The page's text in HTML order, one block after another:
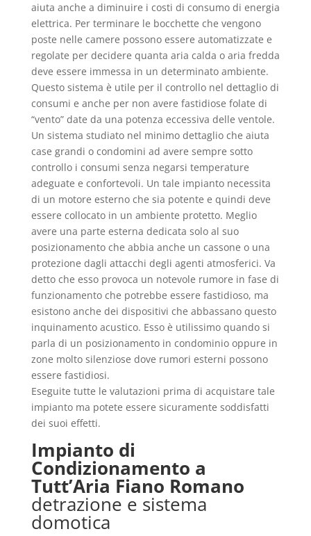
aiuta anche a diminuire i costi di consumo di energia
elettrica. Per terminare le bocchette che vengono
poste nelle camere possono essere automatizzate e
regolate per decidere quanta aria calda o aria fredda
deve essere immessa in un determinato ambiente.
Questo sistema è utile per il controllo nel dettaglio di
consumi e anche per non avere fastidiose folate di
“vento” date da una potenza eccessiva delle ventole.
Un sistema studiato nel minimo dettaglio che aiuta
case grandi o condomini ad avere sempre sotto
controllo i consumi senza negarsi temperature
adeguate e confortevoli. Un tale impianto necessita
di un motore esterno che sia potente e quindi deve
essere collocato in un ambiente protetto. Meglio
avere una parte esterna dedicata solo al suo
posizionamento che abbia anche un cassone o una
protezione dagli attacchi degli agenti atmosferici. Va
detto che esso provoca un notevole rumore in fase di
funzionamento che potrebbe essere fastidioso, ma
esistono anche dei dispositivi che abbassano questo
inquinamento acustico. Esso è utilissimo quando si
parla di un posizionamento in condominio oppure in
zone molto silenziose dove rumori esterni possono
essere fastidiosi.
Eseguite tutte le valutazioni prima di acquistare tale
impianto ma potete essere sicuramente soddisfatti
dei suoi effetti.
Impianto di
Condizionamento a
Tutt’Aria Fiano Romano
detrazione e sistema
domotica